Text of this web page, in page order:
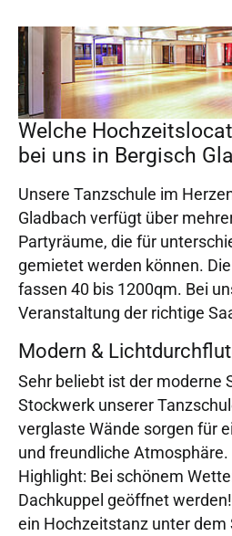
Welche
bei uns in Bergisch
Unsere Tanzschule im
Gladbach verfügt über
Partyräume, die für
gemietet werden können.
fassen 40 bis 1200qm. Bei
Veranstaltung der richtige
Modern &
Sehr beliebt ist der moderne
Stockwerk unserer
verglaste Wände sorgen für
und freundliche Atmosphäre.
Highlight: Bei schönem
Dachkuppel geöffnet
ein Hochzeitstanz unter dem